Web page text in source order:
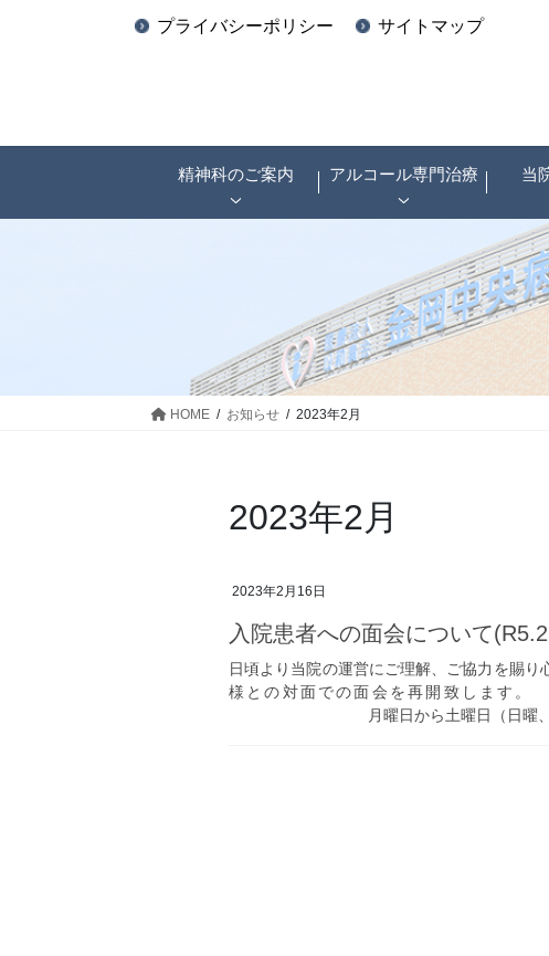
プライバシーポリシー サイトマップ
精神科のご案内 アルコール専門治療 当
HOME お知らせ 2023年2月
2023年2月
2023年2月16日
入院患者への面会について
日頃より当院の運営にご理解、ご協力を賜
様との対面での面会を再開致します
月曜日から土曜日（日曜、祝